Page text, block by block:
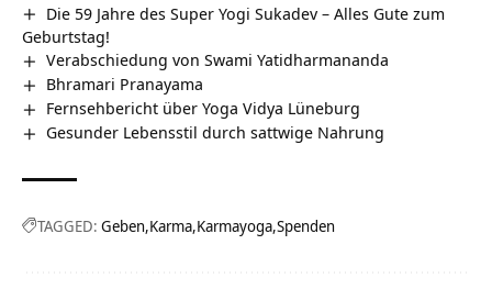
Die 59 Jahre des Super Yogi Sukadev – Alles Gute zum
Geburtstag!
Verabschiedung von Swami Yatidharmananda
Bhramari Pranayama
Fernsehbericht über Yoga Vidya Lüneburg
Gesunder Lebensstil durch sattwige Nahrung
TAGGED: Geben Karma Karmayoga Spenden